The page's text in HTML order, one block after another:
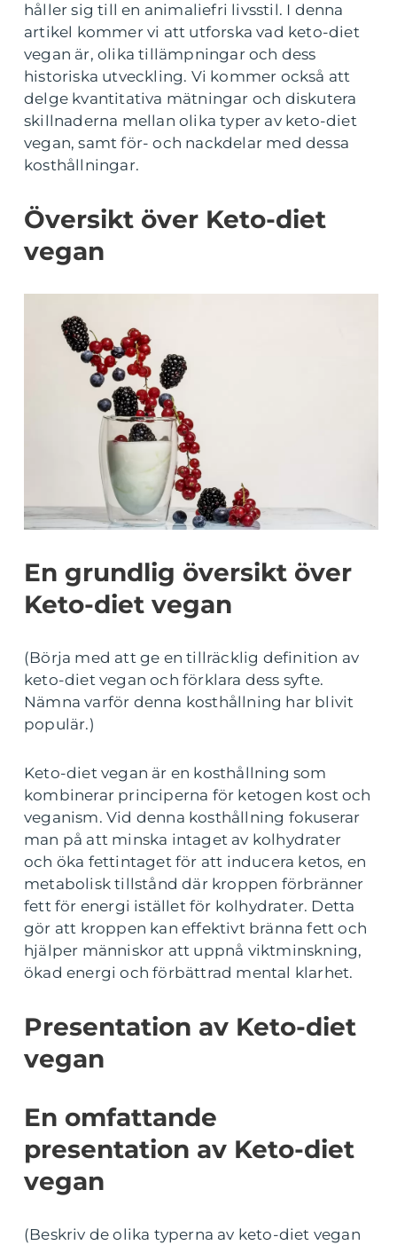
håller sig till en animaliefri livsstil. I denna
artikel kommer vi att utforska vad keto-diet
vegan är, olika tillämpningar och dess
historiska utveckling. Vi kommer också att
delge kvantitativa mätningar och diskutera
skillnaderna mellan olika typer av keto-diet
vegan, samt för- och nackdelar med dessa
kosthållningar.
Översikt över Keto-diet
vegan
En grundlig översikt över
Keto-diet vegan
(Börja med att ge en tillräcklig definition av
keto-diet vegan och förklara dess syfte.
Nämna varför denna kosthållning har blivit
populär.)
Keto-diet vegan är en kosthållning som
kombinerar principerna för ketogen kost och
veganism. Vid denna kosthållning fokuserar
man på att minska intaget av kolhydrater
och öka fettintaget för att inducera ketos, en
metabolisk tillstånd där kroppen förbränner
fett för energi istället för kolhydrater. Detta
gör att kroppen kan effektivt bränna fett och
hjälper människor att uppnå viktminskning,
ökad energi och förbättrad mental klarhet.
Presentation av Keto-diet
vegan
En omfattande
presentation av Keto-diet
vegan
(Beskriv de olika typerna av keto-diet vegan